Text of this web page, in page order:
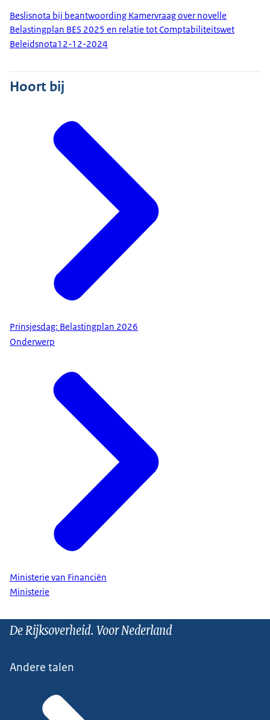
Beslisnota bij beantwoording Kamervraag over novelle
Belastingplan BES 2025 en relatie tot Comptabiliteitswet
Beleidsnota12-12-2024
Hoort bij
Prinsjesdag: Belastingplan 2026
Onderwerp
Ministerie van Financiën
Ministerie
De Rijksoverheid. Voor Nederland
Andere talen